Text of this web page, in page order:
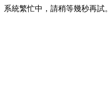
系統繁忙中，請稍等幾秒再試。